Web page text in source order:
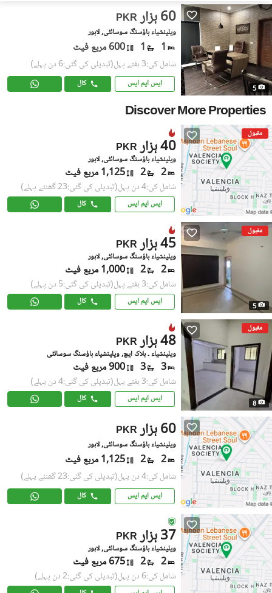
5
PKR 60 ہزار
ویلینشیاء ہاؤسنگ سوسائٹی, لاہور
1
1 600 مربع فیٹ
شامل کی:3 ہفتے پہل (تبدیلی کی گئی:6 دن پہلے)
ایس ایم ایس کال
Discover More Properties
مقبول
PKR 40 ہزار
ویلینشیاء ہاؤسنگ سوسائٹی, لاہور
2
2 1,125 مربع فیٹ
شامل کی:4 دن پہل (تبدیلی کی گئی:23 گھنٹے پہلے)
ایس ایم ایس کال
مقبول
5
PKR 45 ہزار
ویلینشیاء ہاؤسنگ سوسائٹی, لاہور
2
2 1,000 مربع فیٹ
شامل کی:3 ہفتے پہل (تبدیلی کی گئی:5 دن پہلے)
ایس ایم ایس کال
مقبول
8
PKR 48 ہزار
ویلینشیاء ۔ بلاک ایچ, ویلینشیاء ہاؤسنگ سوسائٹی
3
3 900 مربع فیٹ
شامل کی:3 ہفتے پہل (تبدیلی کی گئی:4 دن پہلے)
ایس ایم ایس کال
PKR 60 ہزار
ویلینشیاء ہاؤسنگ سوسائٹی, لاہور
2
2 1,125 مربع فیٹ
شامل کی:4 دن پہل (تبدیلی کی گئی:23 گھنٹے پہلے)
ایس ایم ایس کال
PKR 37 ہزار
ویلینشیاء ہاؤسنگ سوسائٹی, لاہور
2
2 675 مربع فیٹ
شامل کی:6 دن پہل (تبدیلی کی گئی:2 دن پہلے)